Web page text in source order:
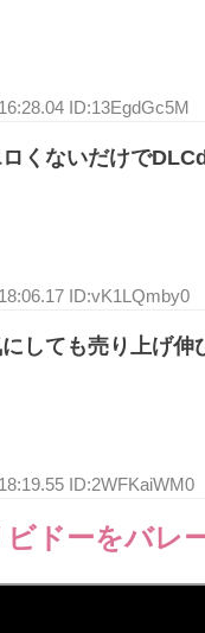
ID:13EgdGc5M
くないだけで
ID:vK1LQmby0
しても売り上げ
ID:2WFKaiWM0
ドーをバレ